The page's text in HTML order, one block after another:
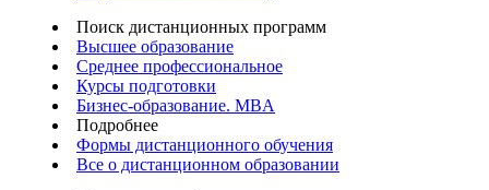
Поиск дистанционных программ
Высшее образование
Среднее профессиональное
Курсы подготовки
Бизнес-образование. MBA
Подробнее
Формы дистанционного обучения
Все о дистанционном образовании